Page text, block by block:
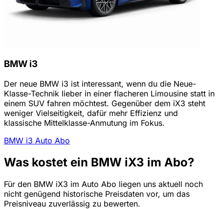
BMW i3
Der neue BMW i3 ist interessant, wenn du die Neue-
Klasse-Technik lieber in einer flacheren Limousine statt in
einem SUV fahren möchtest. Gegenüber dem iX3 steht
weniger Vielseitigkeit, dafür mehr Effizienz und
klassische Mittelklasse-Anmutung im Fokus.
BMW i3 Auto Abo
Was kostet ein BMW iX3 im Abo?
Für den BMW iX3 im Auto Abo liegen uns aktuell noch
nicht genügend historische Preisdaten vor, um das
Preisniveau zuverlässig zu bewerten.